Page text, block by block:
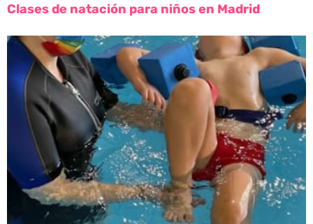
Clases de natación para niños en Madrid